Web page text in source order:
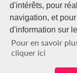
d'intérêts, pour
navigation, et
d'information sur
Pour en savoir
cliquer ici
NEWSLETTER
Restez connecté
S'abonner
Se